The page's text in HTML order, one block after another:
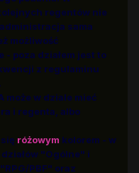
regentów nie
sama
możliwość
poza działem jest to
z regulaminu
może w dziale mieć
i regenta, albo
różowym kolorem - w
"Ogólne" i
PBF" oraz